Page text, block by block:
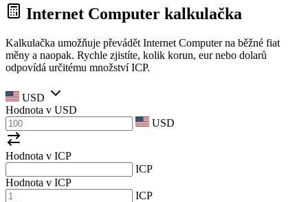
Internet Computer kalkulačka
Kalkulačka umožňuje převádět Internet Computer na běžné fiat
měny a naopak. Rychle zjistíte, kolik korun, eur nebo dolarů
odpovídá určitému množství ICP.
USD
Hodnota v USD
USD
Hodnota v ICP
ICP
Hodnota v ICP
ICP